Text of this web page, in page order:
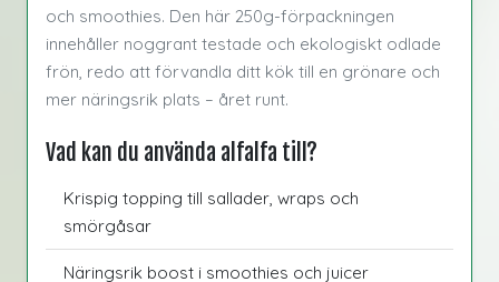
och smoothies. Den här 250g-förpackningen
innehåller noggrant testade och ekologiskt odlade
frön, redo att förvandla ditt kök till en grönare och
mer näringsrik plats – året runt.
Vad kan du använda alfalfa till?
Krispig topping till sallader, wraps och
smörgåsar
Näringsrik boost i smoothies och juicer